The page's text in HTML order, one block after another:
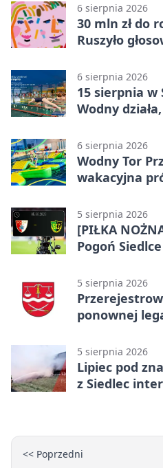
6 sierpnia 2026
30 mln zł do
Ruszyło
6 sierpnia 2026
15 sierpnia w
Wodny
6 sierpnia 2026
Wodny Tor
wakacyjna
5 sierpnia 2026
[PIŁKA
Pogoń
5 sierpnia 2026
ponownej
5 sierpnia 2026
Lipiec pod
z Siedlec
<< Poprzedni